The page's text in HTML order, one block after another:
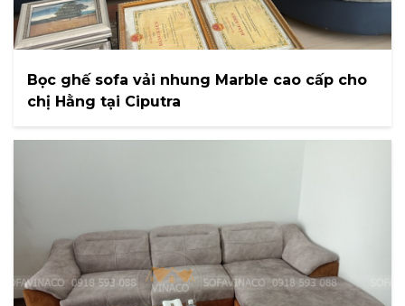
Bọc ghế sofa vải nhung Marble cao cấp cho
chị Hằng tại Ciputra